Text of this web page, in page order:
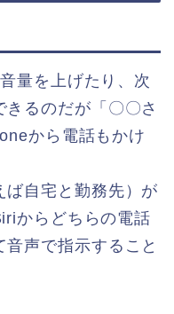
量を上げたり、次
るのだが「〇〇さ
から電話もかけ
ば自宅と勤務先）が
からどちらの電話
声で指示すること